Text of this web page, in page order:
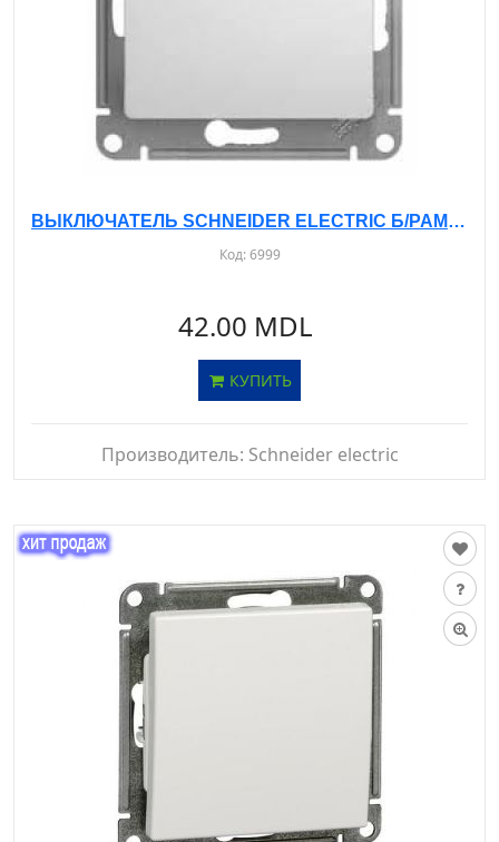
ВЫКЛЮЧАТЕЛЬ SCHNEIDER ELECTRIC Б/РАМКИ - С/У, 1-КЛ. БЕЛЫЙ - IP20, GSL000111
Код:6999
42.00 MDL
КУПИТЬ
Производитель: Schneider electric